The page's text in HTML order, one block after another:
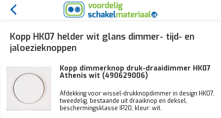
Kopp HK07 helder wit glans dimmer- tijd- en
jaloezieknoppen
Kopp dimmerknop druk-draaidimmer HK07
Athenis wit (490629006)
Afdekking voor wissel-drukknopdimmer in design HK07,
tweedelig, bestaande uit draaiknop en deksel,
beschermingsklasse IP20, kleur: wit.